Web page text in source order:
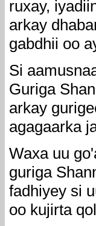
ruxay,
arkay
gabdhii oo
Si
Guriga
arkay
agagaarka
Waxa uu
guriga
fadhiyey si
oo kujirta